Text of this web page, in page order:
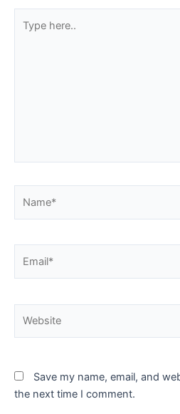
here..
Save my name, email, and
the next time I comment.